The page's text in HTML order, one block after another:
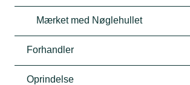
Mærket med Nøglehullet
Forhandler
Oprindelse